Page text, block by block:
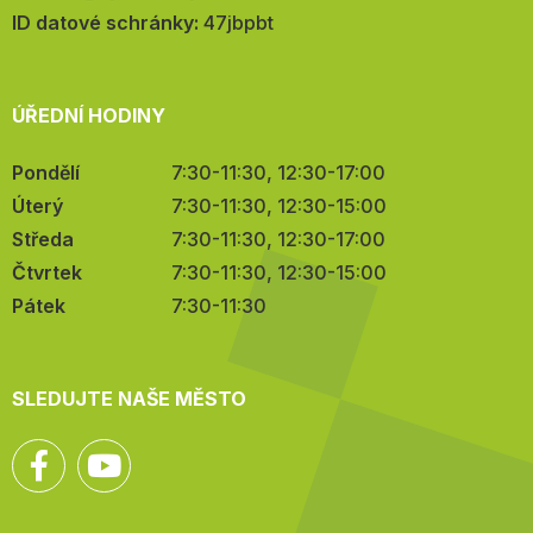
mail:
ID datové schránky: 47jbpbt
ÚŘEDNÍ HODINY
Pondělí
7:30-11:30, 12:30-17:00
Úterý
7:30-11:30, 12:30-15:00
Středa
7:30-11:30, 12:30-17:00
Čtvrtek
7:30-11:30, 12:30-15:00
Pátek
7:30-11:30
SLEDUJTE NAŠE MĚSTO
Facebook